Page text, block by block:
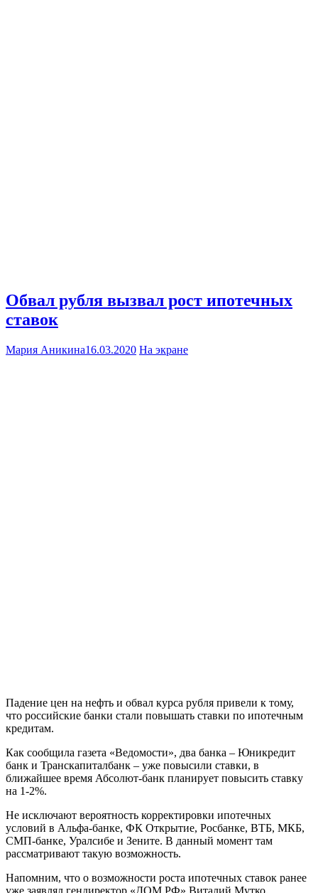
Обвал рубля вызвал рост ипотечных
ставок
Мария Аникина16.03.2020 На экране
Падение цен на нефть и обвал курса рубля привели к тому,
что российские банки стали повышать ставки по ипотечным
кредитам.
Как сообщила газета «Ведомости», два банка – Юникредит
банк и Транскапиталбанк – уже повысили ставки, в
ближайшее время Абсолют-банк планирует повысить ставку
на 1-2%.
Не исключают вероятность корректировки ипотечных
условий в Альфа-банке, ФК Открытие, Росбанке, ВТБ, МКБ,
СМП-банке, Уралсибе и Зените. В данный момент там
рассматривают такую возможность.
Напомним, что о возможности роста ипотечных ставок ранее
уже заявлял гендиректор «ДОМ.РФ» Виталий Мутко.